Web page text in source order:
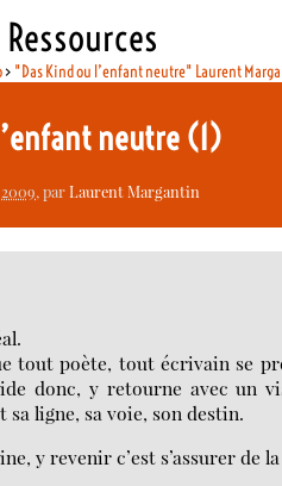
> "Das Kind ou l’enfant neutre" Laurent
neutre (1)
, parLaurent Margantin
tout poète, tout écrivain se
donc, y retourne avec un
sa ligne, sa voie, son destin.
y revenir c’est s’assurer de